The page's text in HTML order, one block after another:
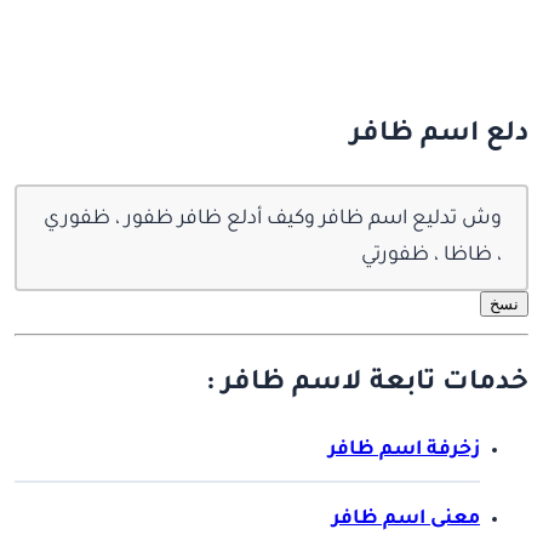
دلع اسم ظافر
وش تدليع اسم ظافر وكيف أدلع ظافر ظفور ، ظفوري
، ظاظا ، ظفورتي
نسخ
خدمات تابعة لاسم ظافر :
زخرفة اسم ظافر
معنى اسم ظافر